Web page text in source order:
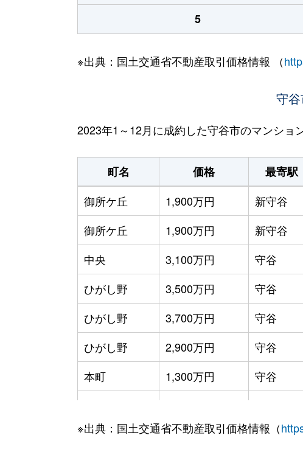
5
※出典：国土交通省不動産取引価格情報 （
守
2023年1～12月に成約した守谷市のマンショ
町名 価格 最寄駅
御所ケ丘
1,900万円 新守谷
御所ケ丘
1,900万円 新守谷
中央
3,100万円 守谷
ひがし野
3,500万円 守谷
ひがし野
3,700万円 守谷
ひがし野
2,900万円 守谷
本町
1,300万円 守谷
※出典：国土交通省不動産取引価格情報（